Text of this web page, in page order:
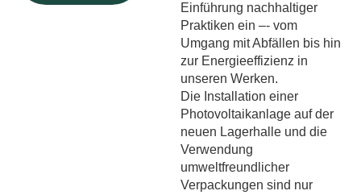
Einführung nachhaltiger
Praktiken ein –- vom
Umgang mit Abfällen bis hin
zur Energieeffizienz in
unseren Werken.
Die Installation einer
Photovoltaikanlage auf der
neuen Lagerhalle und die
Verwendung
umweltfreundlicher
Verpackungen sind nur